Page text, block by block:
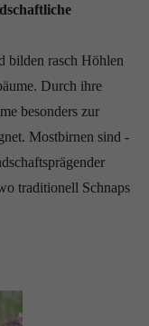
bilden rasch Höhlen
Durch ihre
besonders zur
Mostbirnen sind -
traditionell Schnaps